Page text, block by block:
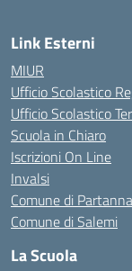
Link Esterni
MIUR
Ufficio Scolastico
Ufficio Scolastico
Scuola in Chiaro
Iscrizioni On Line
Invalsi
Comune di Partanna
Comune di Salemi
La Scuola